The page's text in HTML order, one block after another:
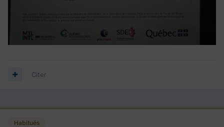
Citer
Habitués